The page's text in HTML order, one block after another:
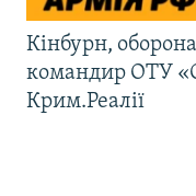
Кінбурн,
командир ОТУ
Крим.Реалії